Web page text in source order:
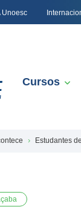
Unoesc
Cursos
Estudantes